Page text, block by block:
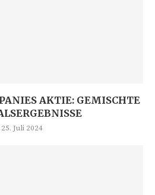
AKTIE: GEMISCHTE
25. Juli 2024